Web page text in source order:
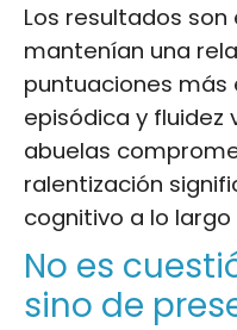
Los resultados
mantenían una
puntuaciones
episódica y fluidez
abuelas
ralentización
cognitivo a lo
No es
sino de